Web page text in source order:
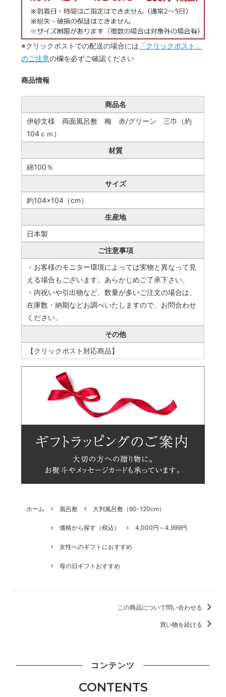
※クリックポストでの配送の場合には 「クリックポスト」
のご注意の欄を必ずご確認ください
商品情報
商品名
伊砂文様 両面風呂敷 梅 赤/グリーン 三巾（約
104ｃｍ）
材質
綿100％
サイズ
約104×104（cm）
生産地
日本製
ご注意事項
・お客様のモニター環境によっては実物と異なって見
える場合もございます。あらかじめご了承下さい。
・内祝いや引出物など、数量が多いご注文の場合は、
在庫数・納期などお調べいたしますので、お問合わせ
ください。
その他
【クリックポスト対応商品】
ホーム 風呂敷 大判風呂敷（90-120cm）
価格から探す（税込） 4,000円～4,999円
女性へのギフトにおすすめ
母の日ギフトおすすめ
この商品について問い合わせる
買い物を続ける
コンテンツ
CONTENTS